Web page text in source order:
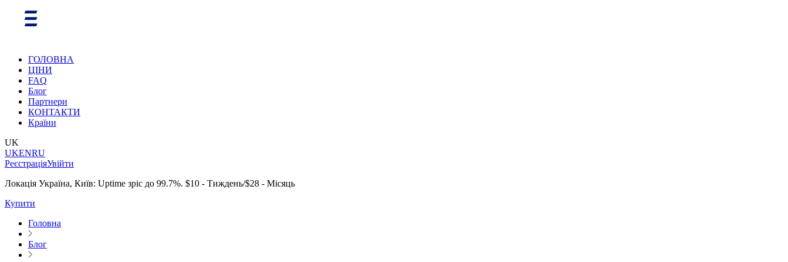
ГОЛОВНА
ЦІНИ
FAQ
Блог
Партнери
КОНТАКТИ
Країни
UK
UKENRU
РеєстраціяУвійти
Локація Україна, Київ: Uptime зріс до 99.7%. $10 - Тиждень/$28 - Місяць
Купити
Головна
Блог